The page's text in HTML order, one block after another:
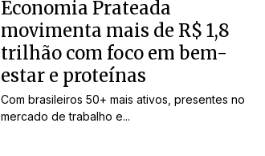
Economia Prateada
movimenta mais de R$ 1,8
trilhão com foco em bem-
estar e proteínas
Com brasileiros 50+ mais ativos, presentes no
mercado de trabalho e...